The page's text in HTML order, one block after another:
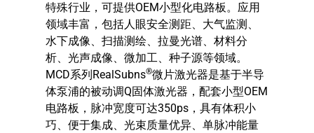
特殊行业，可提供OEM小型化电路板。应用
领域丰富，包括人眼安全测距、大气监测、
水下成像、扫描测绘、拉曼光谱、材料分
析、光声成像、微加工、种子源等领域。
MCD系列RealSubns®微片激光器是基于半导
体泵浦的被动调Q固体激光器，配套小型OEM
电路板，脉冲宽度可达350ps，具有体积小
巧、便于集成、光束质量优异、单脉冲能量